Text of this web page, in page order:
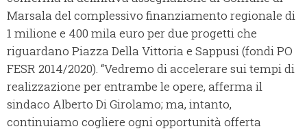
Marsala del complessivo finanziamento regionale di
1 milione e 400 mila euro per due progetti che
riguardano Piazza Della Vittoria e Sappusi (fondi PO
FESR 2014/2020). “Vedremo di accelerare sui tempi di
realizzazione per entrambe le opere, afferma il
sindaco Alberto Di Girolamo; ma, intanto,
continuiamo cogliere ogni opportunità offerta